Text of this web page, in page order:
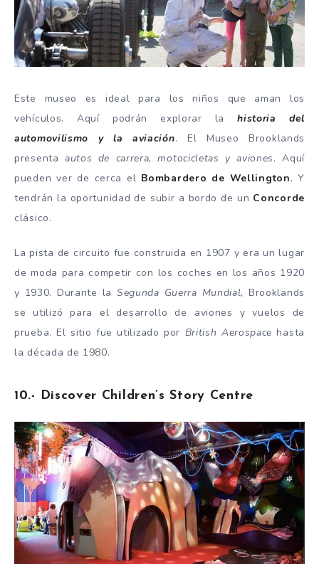
Este museo es ideal para los niños que aman los
vehículos. Aquí podrán explorar lahistoria del
automovilismo y la aviación. El Museo Brooklands
presenta autos de carrera, motocicletas y aviones. Aquí
pueden ver de cerca el Bombardero de Wellington. Y
tendrán la oportunidad de subir a bordo de un Concorde
clásico.
La pista de circuito fue construida en 1907 y era un lugar
de moda para competir con los coches en los años 1920
y 1930. Durante la Segunda Guerra Mundial, Brooklands
se utilizó para el desarrollo de aviones y vuelos de
prueba. El sitio fue utilizado por British Aerospace hasta
la década de 1980.
10.- Discover Children’s Story Centre